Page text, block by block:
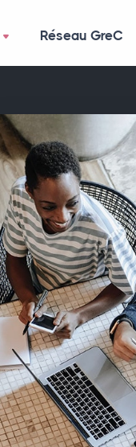
Réseau GreC